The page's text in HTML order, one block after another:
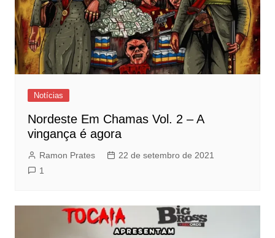
Notícias
Nordeste Em Chamas Vol. 2 – A
vingança é agora
Ramon Prates
22 de setembro de 2021
1